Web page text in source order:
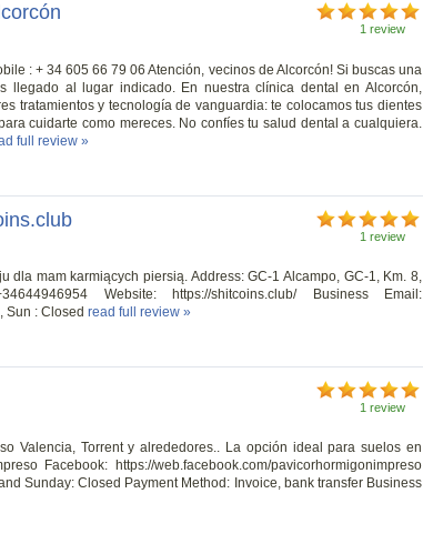
1 review
: + 34 605 66 79 06 Atención, vecinos de Alcorcón! Si buscas una
al lugar indicado. En nuestra clínica dental en Alcorcón,
tratamientos y tecnología de vanguardia: te colocamos tus dientes
cuidarte como mereces. No confíes tu salud dental a cualquiera.
full review »
1 review
mam karmiących piersią. Address: GC-1 Alcampo, GC-1, Km. 8,
Website: https://shitcoins.club/ Business Email:
Sun : Closed read full review »
1 review
Valencia, Torrent y alrededores.. La opción ideal para suelos en
Facebook: https://web.facebook.com/pavicorhormigonimpreso
Sunday: Closed Payment Method: Invoice, bank transfer Business